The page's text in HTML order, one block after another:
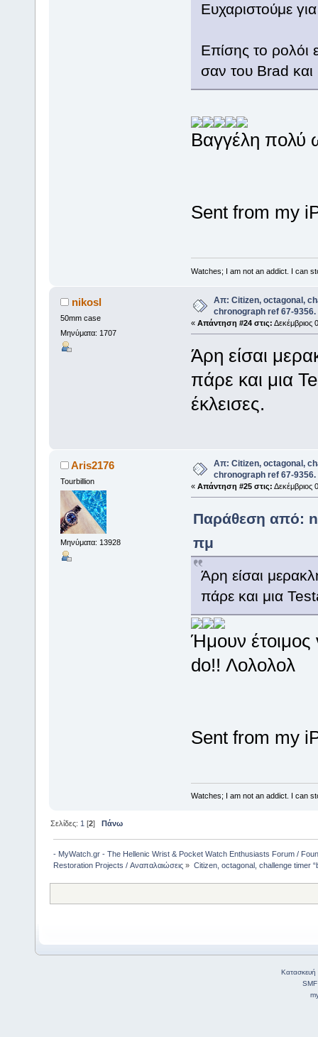
Ευχαριστούμε
Επίσης το ρολόι
σαν του Brad και
Βαγγέλη πολύ
Sent from my
Watches; I am not an addict. I can
nikosl
50mm case
Μηνύματα: 1707
Απ: Citizen, octagonal,
chronograph ref 67-9356.
« Απάντηση #24 στις: Δεκέμβριος
Άρη είσαι
πάρε και μια
έκλεισες.
Aris2176
Tourbillion
Μηνύματα: 13928
Απ: Citizen, octagonal,
chronograph ref 67-9356.
« Απάντηση #25 στις: Δεκέμβριος
Παράθεση από:
πμ
Άρη είσαι
πάρε και μια
Ήμουν
do!! Λολολολ
Sent from my
Watches; I am not an addict. I can
Σελίδες: 1 [2] Πάνω
- MyWatch.gr - The Hellenic Wrist & Pocket Watch Enthusiasts Forum /
Restoration Projects / Αναπαλαιώσεις» Citizen, octagonal, challenge timer
Κατασκευή